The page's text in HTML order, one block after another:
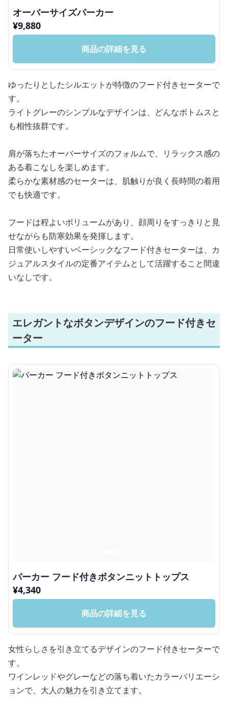
オーバーサイズパーカー
¥9,880
商品の詳細を見る
ゆったりとしたシルエットが特徴のフード付きセーターで
す。
ライトグレーのシンプルなデザインは、どんなボトムスと
も相性抜群です。
肩が落ちたオーバーサイズのフォルムで、リラックス感の
ある着こなしを楽しめます。
柔らかな素材感のセーターは、肌触りが良く長時間の着用
でも快適です。
フードは程よいボリュームがあり、顔周りをすっきりと見
せながらも防寒効果を発揮します。
日常使いしやすいベーシックなフード付きセーターは、カ
ジュアルスタイルの定番アイテムとして活躍すること間違
いなしです。
エレガントなボタンデザインのフード付きセ
ーター
パーカー フード付きボタンニットトップス
¥4,340
商品の詳細を見る
女性らしさを引き立てるデザインのフード付きセーターで
す。
ワインレッドやグレーなどの落ち着いたカラーバリエーシ
ョンで、大人の魅力を引き立てます。